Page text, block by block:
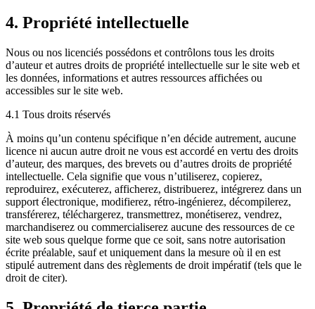
4. Propriété intellectuelle
Nous ou nos licenciés possédons et contrôlons tous les droits
d’auteur et autres droits de propriété intellectuelle sur le site web et
les données, informations et autres ressources affichées ou
accessibles sur le site web.
4.1 Tous droits réservés
À moins qu’un contenu spécifique n’en décide autrement, aucune
licence ni aucun autre droit ne vous est accordé en vertu des droits
d’auteur, des marques, des brevets ou d’autres droits de propriété
intellectuelle. Cela signifie que vous n’utiliserez, copierez,
reproduirez, exécuterez, afficherez, distribuerez, intégrerez dans un
support électronique, modifierez, rétro-ingénierez, décompilerez,
transférerez, téléchargerez, transmettrez, monétiserez, vendrez,
marchandiserez ou commercialiserez aucune des ressources de ce
site web sous quelque forme que ce soit, sans notre autorisation
écrite préalable, sauf et uniquement dans la mesure où il en est
stipulé autrement dans des règlements de droit impératif (tels que le
droit de citer).